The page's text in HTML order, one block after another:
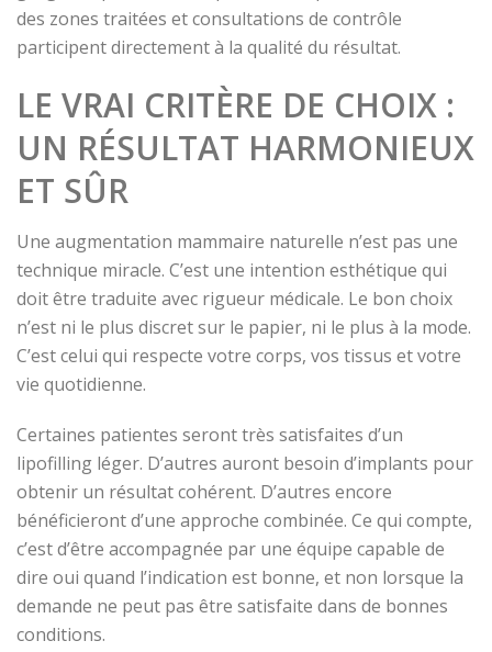
des zones traitées et consultations de contrôle
participent directement à la qualité du résultat.
LE VRAI CRITÈRE DE CHOIX :
UN RÉSULTAT HARMONIEUX
ET SÛR
Une augmentation mammaire naturelle n’est pas une
technique miracle. C’est une intention esthétique qui
doit être traduite avec rigueur médicale. Le bon choix
n’est ni le plus discret sur le papier, ni le plus à la mode.
C’est celui qui respecte votre corps, vos tissus et votre
vie quotidienne.
Certaines patientes seront très satisfaites d’un
lipofilling léger. D’autres auront besoin d’implants pour
obtenir un résultat cohérent. D’autres encore
bénéficieront d’une approche combinée. Ce qui compte,
c’est d’être accompagnée par une équipe capable de
dire oui quand l’indication est bonne, et non lorsque la
demande ne peut pas être satisfaite dans de bonnes
conditions.